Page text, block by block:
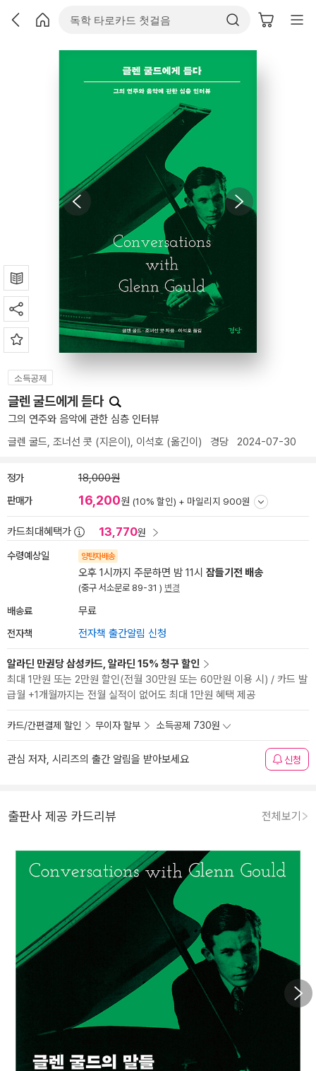
소득공제
글렌 굴드에게 듣다
그의 연주와 음악에 관한 심층 인터뷰
글렌 굴드, 조너선 콧 (지은이), 이석호 (옮긴이) 경당 2024-07-30
정가 18,000원
판매가 16,200원 (10% 할인) + 마일리지 900원
카드최대혜택가 13,770원
수령예상일 양탄자배송
오후 1시까지 주문하면 밤 11시 잠들기전 배송
(중구 서소문로 89-31 ) 변경
배송료 무료
전자책 전자책 출간알림 신청
알라딘 만권당 삼성카드, 알라딘 15% 청구 할인
최대 1만원 또는 2만원 할인(전월 30만원 또는 60만원 이용 시) / 카드 발
급월 +1개월까지는 전월 실적이 없어도 최대 1만원 혜택 제공
카드/간편결제 할인 무이자 할부 소득공제 730원
관심 저자, 시리즈의 출간 알림을 받아보세요 신청
출판사 제공 카드리뷰 전체보기